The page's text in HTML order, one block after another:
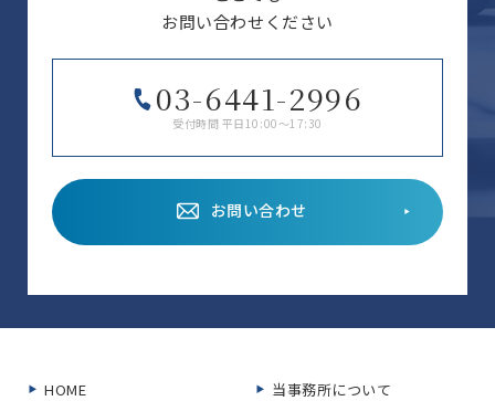
お問い合わせください
03-6441-2996
受付時間 平日10:00～17:30
お問い合わせ
HOME 当事務所について